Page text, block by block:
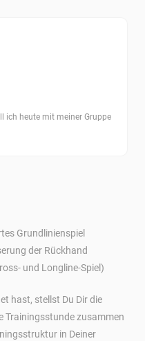
ich heute mit meiner Gruppe
Grundlinienspiel
der Rückhand
und Longline-Spiel)
hast, stellst Du Dir die
Trainingsstunde zusammen
in Deiner